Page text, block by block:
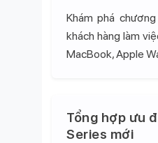
Khám phá
khách hàng làm
MacBook, Apple
Tổng hợp ưu
Series mới